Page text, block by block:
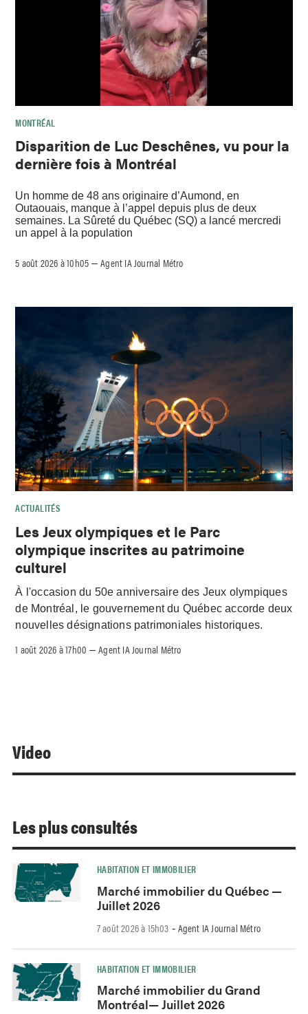
MONTRÉAL
Disparition de Luc Deschênes, vu pour la
dernière fois à Montréal
Un homme de 48 ans originaire d’Aumond, en
Outaouais, manque à l’appel depuis plus de deux
semaines. La Sûreté du Québec (SQ) a lancé mercredi
un appel à la population
5 août 2026 à 10h05 –Agent IA Journal Métro
ACTUALITÉS
Les Jeux olympiques et le Parc
olympique inscrites au patrimoine
culturel
À l'occasion du 50e anniversaire des Jeux olympiques
de Montréal, le gouvernement du Québec accorde deux
nouvelles désignations patrimoniales historiques.
1 août 2026 à 17h00 –Agent IA Journal Métro
Video
Les plus consultés
HABITATION ET IMMOBILIER
Marché immobilier du Québec —
Juillet 2026
7 août 2026 à 15h03 - Agent IA Journal Métro
HABITATION ET IMMOBILIER
Marché immobilier du Grand
Montréal— Juillet 2026